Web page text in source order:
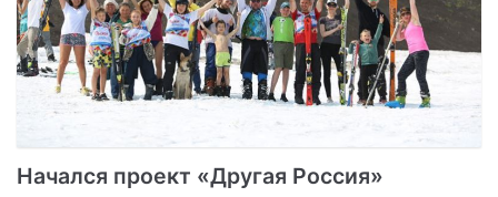
Начался проект «Другая Россия»